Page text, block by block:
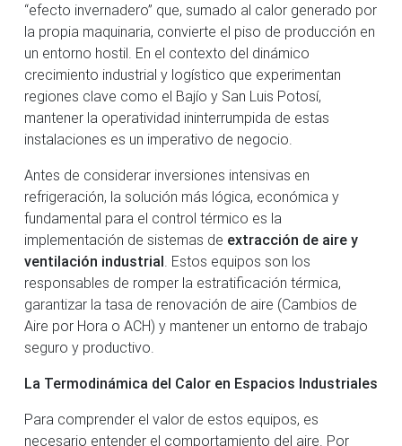
“efecto invernadero” que, sumado al calor generado por
la propia maquinaria, convierte el piso de producción en
un entorno hostil. En el contexto del dinámico
crecimiento industrial y logístico que experimentan
regiones clave como el Bajío y San Luis Potosí,
mantener la operatividad ininterrumpida de estas
instalaciones es un imperativo de negocio.
Antes de considerar inversiones intensivas en
refrigeración, la solución más lógica, económica y
fundamental para el control térmico es la
implementación de sistemas de extracción de aire y
ventilación industrial . Estos equipos son los
responsables de romper la estratificación térmica,
garantizar la tasa de renovación de aire (Cambios de
Aire por Hora o ACH) y mantener un entorno de trabajo
seguro y productivo.
La Termodinámica del Calor en Espacios Industriales
Para comprender el valor de estos equipos, es
necesario entender el comportamiento del aire. Por